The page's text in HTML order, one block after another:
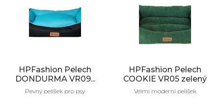
HPFashion Pelech
DONDURMA VR09...
Pevný pelíšek pro psy
HPFashion Pelech
COOKIE VR05 zelený
Velmi moderní pelíšek